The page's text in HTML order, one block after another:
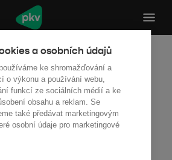
a osobních údajů
ke shromažďování a
o výkonu a používání webu,
funkcí ze sociálních médií a ke
obsahu a reklam. Se
také předávat marketingovým
osobní údaje pro marketingové
články
ZDR